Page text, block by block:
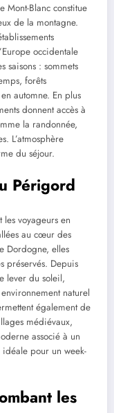
Mont-Blanc constitue
de la montagne.
occidentale
saisons : sommets
forêts
automne. En plus
donnent accès à
la randonnée,
L’atmosphère
du séjour.
Périgord
les voyageurs en
au cœur des
Dordogne, elles
préservés. Depuis
lever du soleil,
naturel
également de
médiévaux,
associé à un
pour un week-
les